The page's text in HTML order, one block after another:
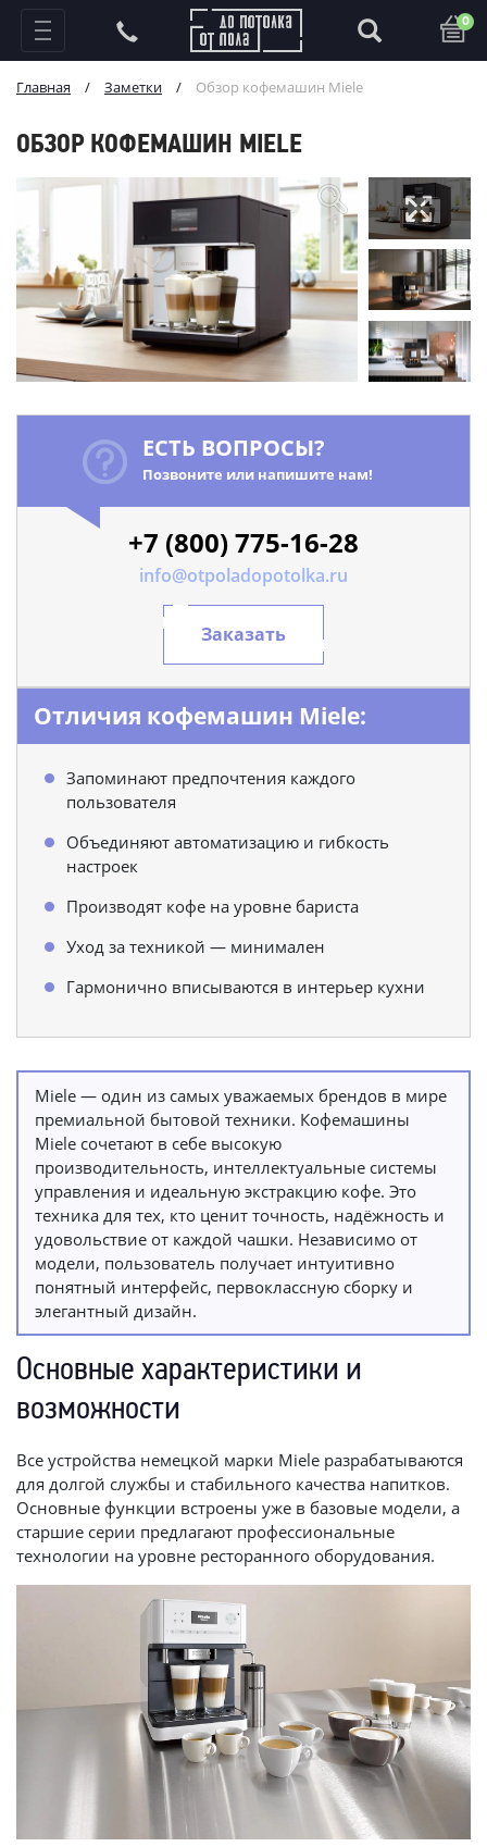
0
Главная / Заметки / Обзор кофемашин Miele
ОБЗОР КОФЕМАШИН MIELE
ЕСТЬ ВОПРОСЫ?
Позвоните или напишите нам!
+7 (800) 775-16-28
info@otpoladopotolka.ru
Заказать
Отличия кофемашин Miele:
Запоминают предпочтения каждого
пользователя
Объединяют автоматизацию и гибкость
настроек
Производят кофе на уровне бариста
Уход за техникой — минимален
Гармонично вписываются в интерьер кухни
Miele — один из самых уважаемых брендов в мире
премиальной бытовой техники. Кофемашины
Miele сочетают в себе высокую
производительность, интеллектуальные системы
управления и идеальную экстракцию кофе. Это
техника для тех, кто ценит точность, надёжность и
удовольствие от каждой чашки. Независимо от
модели, пользователь получает интуитивно
понятный интерфейс, первоклассную сборку и
элегантный дизайн.
Основные характеристики и
возможности
Все устройства немецкой марки Miele разрабатываются
для долгой службы и стабильного качества напитков.
Основные функции встроены уже в базовые модели, а
старшие серии предлагают профессиональные
технологии на уровне ресторанного оборудования.